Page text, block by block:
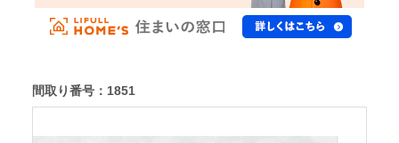
間取り番号：1851